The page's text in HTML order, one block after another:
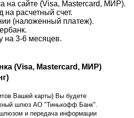
на сайте (Visa, Mastercard, МИР).
на расчетный счет.
(наложенный платеж).
на 3-6 месяцев.
(Visa, Mastercard, МИР)
Вашей карты) Вы будете
шлюз АО "Тинькофф Банк".
и передача информации